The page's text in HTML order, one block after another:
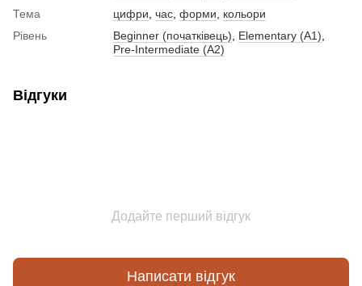
Тема
цифри час форми
кольори
Рівень
Beginner (початківець) Elementary (A1)
Pre-Intermediate (A2)
Відгуки
Додайте перший відгук
Написати відгук